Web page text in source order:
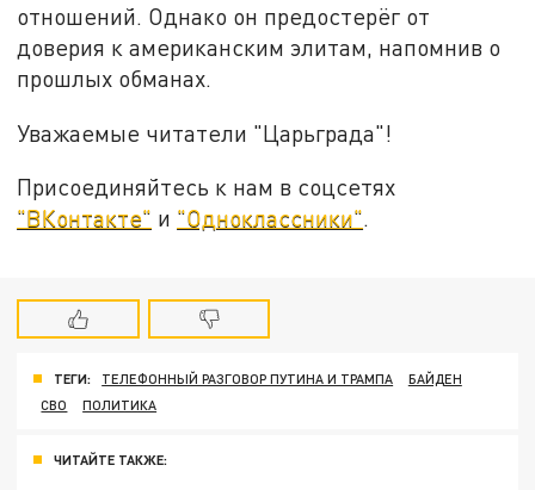
отношений. Однако он предостерёг от
доверия к американским элитам, напомнив о
прошлых обманах.
Уважаемые читатели "Царьграда"!
Присоединяйтесь к нам в соцсетях
"ВКонтакте" и "Одноклассники".
ТЕГИ: ТЕЛЕФОННЫЙ РАЗГОВОР ПУТИНА И ТРАМПА
БАЙДЕН
СВО
ПОЛИТИКА
ЧИТАЙТЕ ТАКЖЕ: